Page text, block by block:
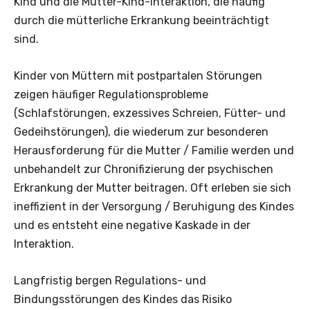
durch die mütterliche Erkrankung beeinträchtigt
sind.
Kinder von Müttern mit postpartalen Störungen
zeigen häufiger Regulationsprobleme
(Schlafstörungen, exzessives Schreien, Fütter- und
Gedeihstörungen), die wiederum zur besonderen
Herausforderung für die Mutter / Familie werden und
unbehandelt zur Chronifizierung der psychischen
Erkrankung der Mutter beitragen. Oft erleben sie sich
ineffizient in der Versorgung / Beruhigung des Kindes
und es entsteht eine negative Kaskade in der
Interaktion.
Langfristig bergen Regulations- und
Bindungsstörungen des Kindes das Risiko